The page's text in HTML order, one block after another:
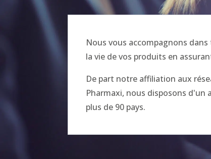
Nous vous accompagnons
la vie de vos produits en
De part notre affiliation aux
Pharmaxi, nous disposons d'un
plus de 90 pays.